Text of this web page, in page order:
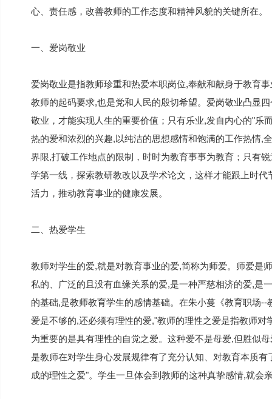
心、责任感，改善教师的工作态度和精神风貌的关键所在。
一、爱岗敬业
爱岗敬业是指教师珍重和热爱本职岗位,奉献和献身于教育
教师的起码要求,也是党和人民的殷切希望。爱岗敬业凸显
敬业，才能实现人生的重要价值；只有乐业,发自内心的"乐
热的爱和浓烈的兴趣,以纯洁的思想感情和饱满的工作热情,
界限,打破工作地点的限制，时时为教育事事为教育；只有
学第一线，探索教研教改以及学术论文，这样才能跟上时
活力，推动教育事业的健康发展。
二、热爱学生
教师对学生的爱,就是对教育事业的爱,简称为师爱。师爱是
私的、广泛的且没有血缘关系的爱,是一种严慈相济的爱,是
的基础,是教师教育学生的感情基础。在朱小蔓《教育职场
爱是不够的,还必须有理性的爱,"教师的理性之爱是指教师
为重要的是具有理性的自觉之爱。这种爱不是母爱,但胜似
是教师在对学生身心发展规律有了充分认知、对教育本质
成的理性之爱"。学生一旦体会到教师的这种真挚感情,就会